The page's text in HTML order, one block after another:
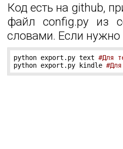
Код есть на github,
файл config.py из
словами. Если нужно
python export.py text #Для
python export.py kindle